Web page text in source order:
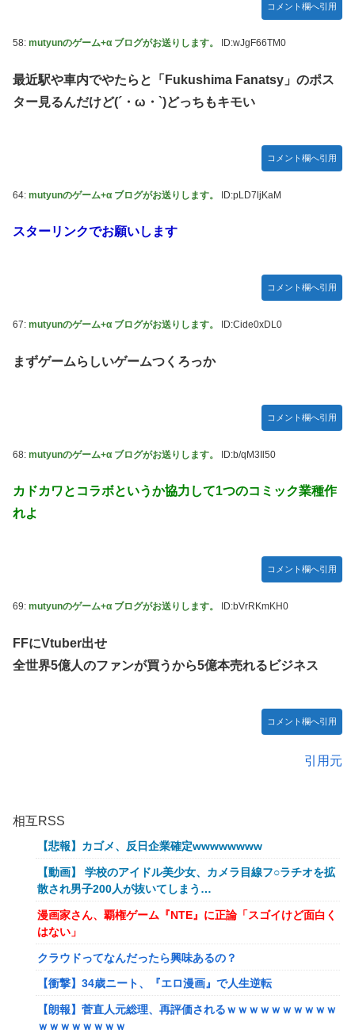
コメント欄へ引用
58: mutyunのゲーム+α ブログがお送りします。 ID:wJgF66TM0
最近駅や車内でやたらと「Fukushima Fanatsy」のポス
ター見るんだけど(´・ω・`)どっちもキモい
コメント欄へ引用
64: mutyunのゲーム+α ブログがお送りします。 ID:pLD7ljKaM
スターリンクでお願いします
コメント欄へ引用
67: mutyunのゲーム+α ブログがお送りします。 ID:Cide0xDL0
まずゲームらしいゲームつくろっか
コメント欄へ引用
68: mutyunのゲーム+α ブログがお送りします。 ID:b/qM3Il50
カドカワとコラボというか協力して1つのコミック業種作
れよ
コメント欄へ引用
69: mutyunのゲーム+α ブログがお送りします。 ID:bVrRKmKH0
FFにVtuber出せ
全世界5億人のファンが買うから5億本売れるビジネス
コメント欄へ引用
引用元
相互RSS
【悲報】カゴメ、反日企業確定wwwwwwww
【動画】 学校のアイドル美少女、カメラ目線フ○ラチオを拡
散され男子200人が抜いてしまう…
漫画家さん、覇権ゲーム『NTE』に正論「スゴイけど面白く
はない」
クラウドってなんだったら興味あるの？
【衝撃】34歳ニート、『エロ漫画』で人生逆転
【朗報】菅直人元総理、再評価されるｗｗｗｗｗｗｗｗｗｗ
ｗｗｗｗｗｗｗｗ